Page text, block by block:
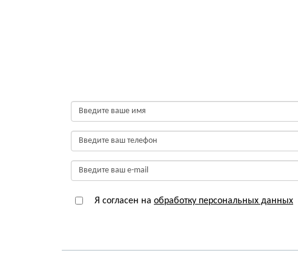
Я согласен на обработку персональных данных